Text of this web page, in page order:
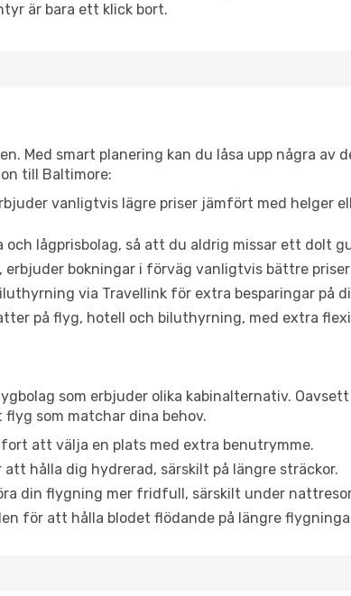
är bara ett klick bort.
Med smart planering kan du låsa upp några av
till Baltimore:
vanligtvis lägre priser jämfört med helger
lågprisbolag, så att du aldrig missar ett dolt
erbjuder bokningar i förväg vanligtvis bättre
via Travellink för extra besparingar på
på flyg, hotell och biluthyrning, med extra
som erbjuder olika kabinalternativ.
som matchar dina behov.
att välja en plats med extra benutrymme.
hålla dig hydrerad, särskilt på längre sträckor.
din flygning mer fridfull, särskilt under
för att hålla blodet flödande på längre